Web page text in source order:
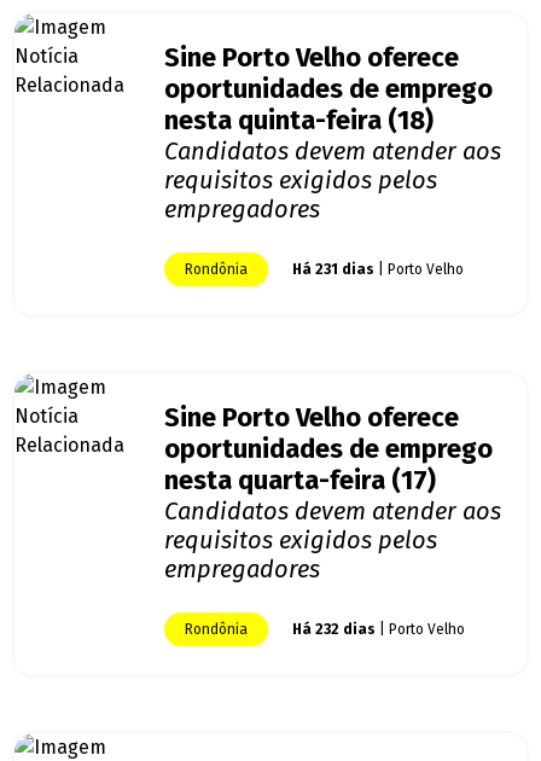
Sine Porto Velho oferece
oportunidades de emprego
nesta quinta-feira (18)
Candidatos devem atender aos
requisitos exigidos pelos
empregadores
Rondônia Há 231 dias | Porto Velho
Sine Porto Velho oferece
oportunidades de emprego
nesta quarta-feira (17)
Candidatos devem atender aos
requisitos exigidos pelos
empregadores
Rondônia Há 232 dias | Porto Velho